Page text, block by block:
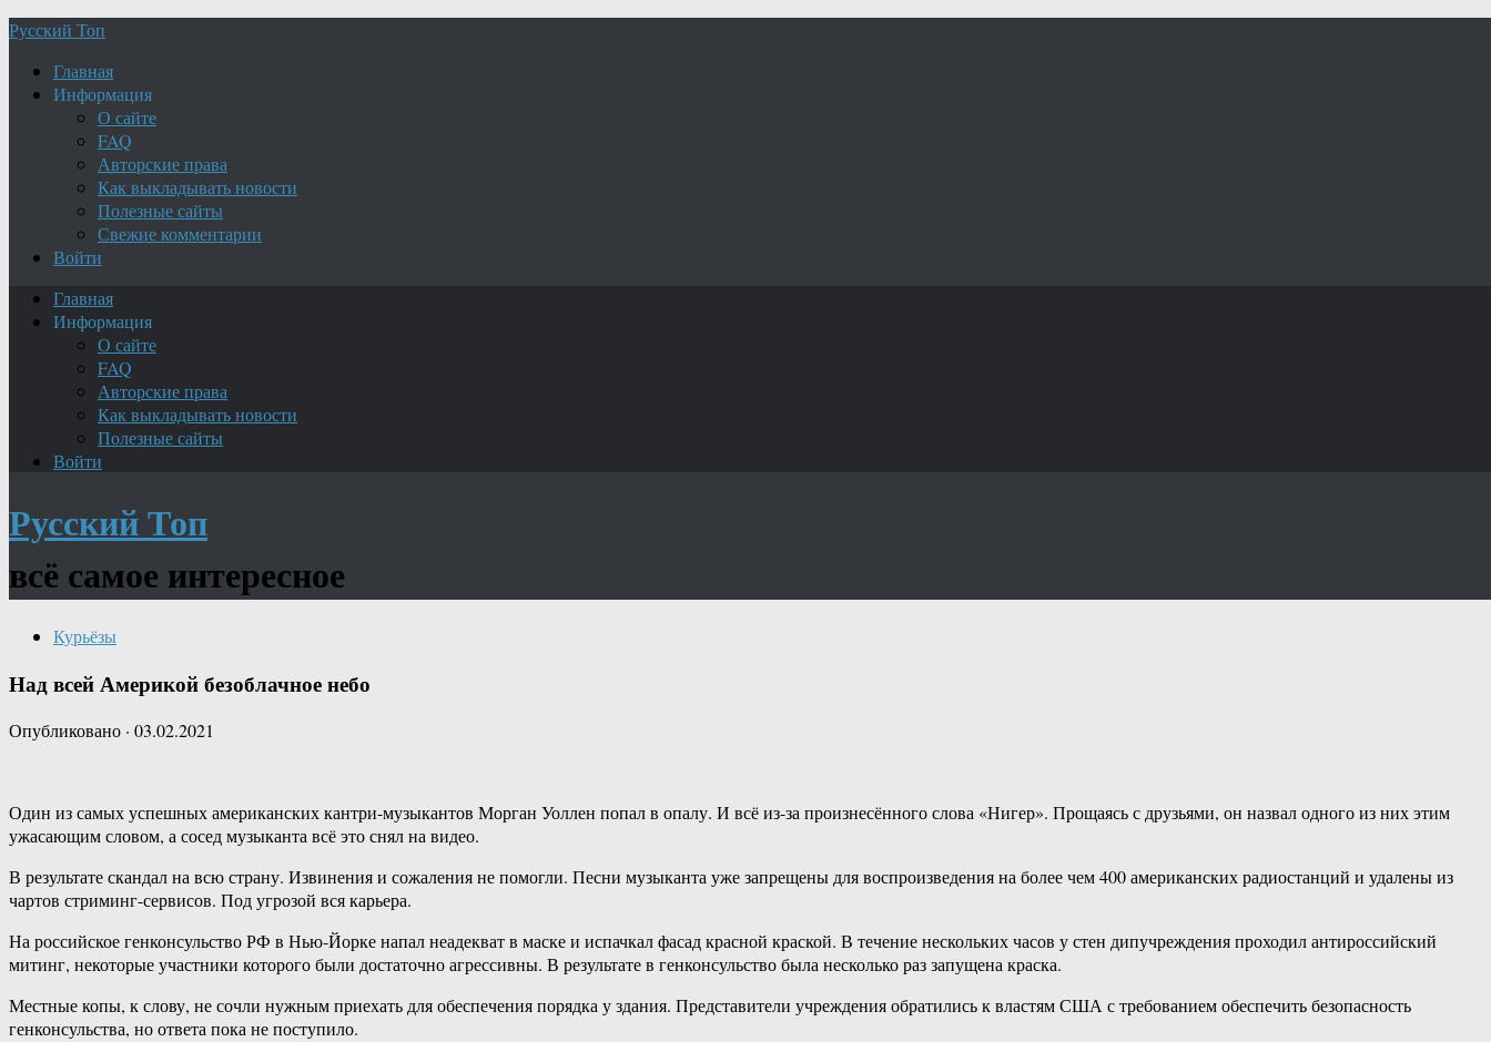
Русский Топ
Главная
Информация
О сайте
FAQ
Авторские права
Как выкладывать новости
Полезные сайты
Свежие комментарии
Войти
Главная
Информация
О сайте
FAQ
Авторские права
Как выкладывать новости
Полезные сайты
Войти
Русский Топ
всё самое интересное
Курьёзы
Над всей Америкой безоблачное небо
Опубликовано · 03.02.2021
Один из самых успешных американских кантри-музыкантов Морган Уоллен попал в опалу. И всё из-за произнесённого слова «Нигер». Прощаясь с друзьями, он назвал одного из них этим
ужасающим словом, а сосед музыканта всё это снял на видео.
В результате скандал на всю страну. Извинения и сожаления не помогли. Песни музыканта уже запрещены для воспроизведения на более чем 400 американских радиостанций и удалены из
чартов стриминг-сервисов. Под угрозой вся карьера.
На российское генконсульство РФ в Нью-Йорке напал неадекват в маске и испачкал фасад красной краской. В течение нескольких часов у стен дипучреждения проходил антироссийский
митинг, некоторые участники которого были достаточно агрессивны. В результате в генконсульство была несколько раз запущена краска.
Местные копы, к слову, не сочли нужным приехать для обеспечения порядка у здания. Представители учреждения обратились к властям США с требованием обеспечить безопасность
генконсульства, но ответа пока не поступило.